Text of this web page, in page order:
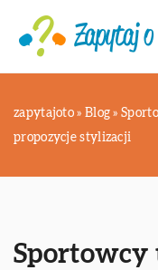
zapytajoto » Blog »
propozycje stylizacji
Sportowcy